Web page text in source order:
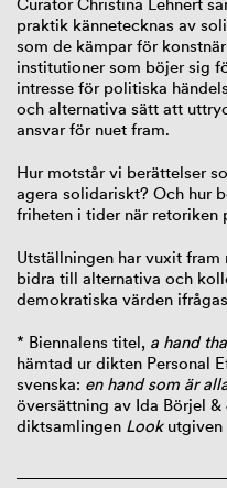
praktik kännetecknas av
som de kämpar för
institutioner som böjer sig
intresse för politiska
och alternativa sätt att
ansvar för nuet fram.
Hur motstår vi berättelser
agera solidariskt? Och hur
friheten i tider när retoriken
Utställningen har vuxit
bidra till alternativa och
demokratiska värden
* Biennalens titel, a hand
hämtad ur dikten Personal
svenska: en hand som är
översättning av Ida Börjel
diktsamlingen Lookutgiven